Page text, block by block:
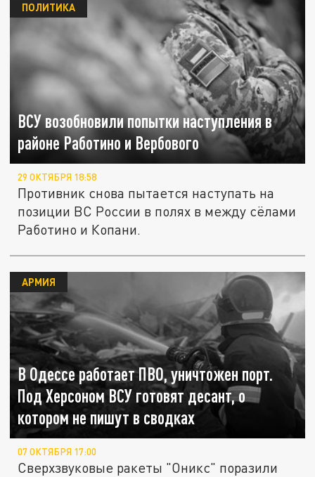
ВСУ возобновили попытки наступления в
районе Работино и Вербового
ПОЛИТИКА
29 ОКТЯБРЯ 18:58
Противник снова пытается наступать на
позиции ВС России в полях в между сёлами
Работино и Копани.
В Одессе работает ПВО, уничтожен порт.
Под Херсоном ВСУ готовят десант, о
котором не пишут в сводках
АРМИЯ
07 ОКТЯБРЯ 17:00
Сверхзвуковые ракеты "Оникс" поразили